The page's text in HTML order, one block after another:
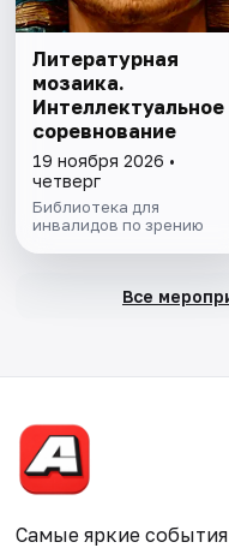
Литературная
мозаика.
Интеллектуальное
соревнование
19 ноября 2026 •
четверг
Библиотека для
инвалидов по зрению
Все
Самые яркие